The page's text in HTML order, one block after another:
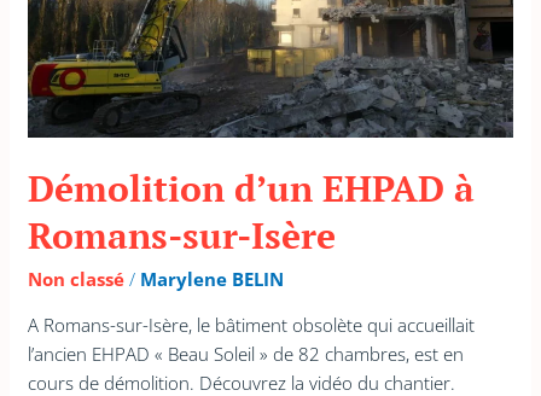
Démolition d’un EHPAD à
Romans-sur-Isère
Non classé / Marylene BELIN
A Romans-sur-Isère, le bâtiment obsolète qui accueillait
l’ancien EHPAD « Beau Soleil » de 82 chambres, est en
cours de démolition. Découvrez la vidéo du chantier.